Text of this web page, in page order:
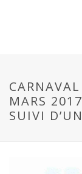
MARS
SUIVI